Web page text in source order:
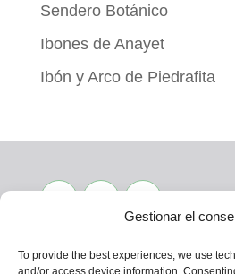
Gestionar el
To provide the best experiences, we use
and/or access device information.
Sendero Botánico
Ibones de Anayet
Ibón y Arco de Piedrafita